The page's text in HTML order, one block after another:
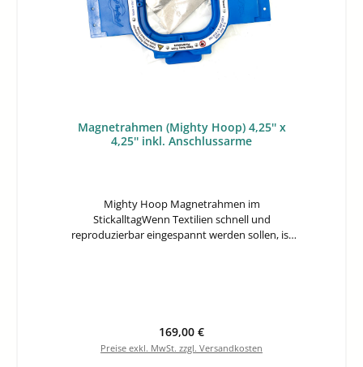
Magnetrahmen (Mighty Hoop) 4,25'' x
4,25'' inkl. Anschlussarme
Mighty Hoop Magnetrahmen im
StickalltagWenn Textilien schnell und
reproduzierbar eingespannt werden sollen, ist
auf Druckstellen klassischer Klemmrahmen
verzichten möchten.Die magnetische Bauweise
passt sich unterschiedlichen Materialstärken
Regulärer Preis:
169,00 €
Preise exkl. MwSt. zzgl. Versandkosten